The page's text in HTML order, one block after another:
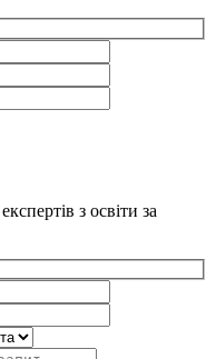
з освіти за